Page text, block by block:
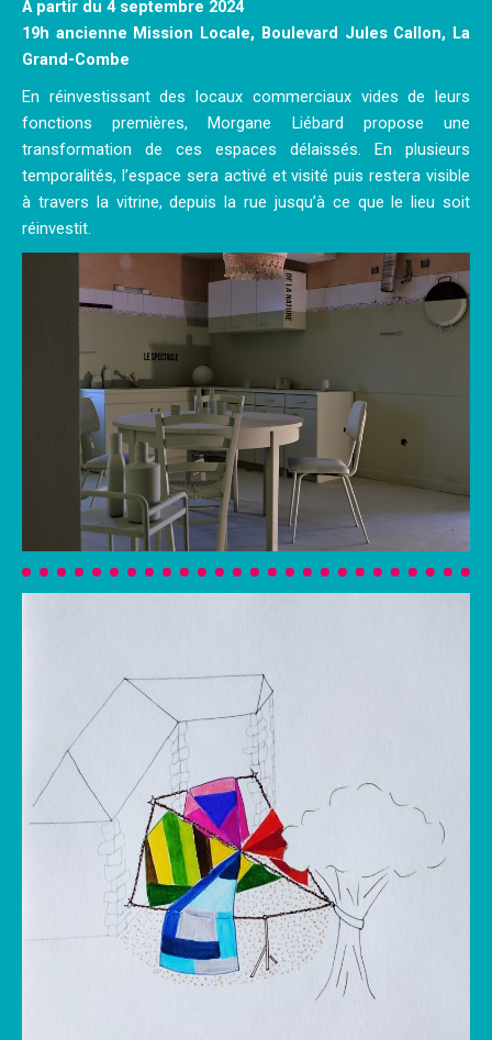
A partir du 4 septembre 2024
19h ancienne Mission Locale, Boulevard Jules Callon, La
Grand-Combe
En réinvestissant des locaux commerciaux vides de leurs
fonctions premières, Morgane Liébard propose une
transformation de ces espaces délaissés. En plusieurs
temporalités, l’espace sera activé et visité puis restera visible
à travers la vitrine, depuis la rue jusqu’à ce que le lieu soit
réinvestit.